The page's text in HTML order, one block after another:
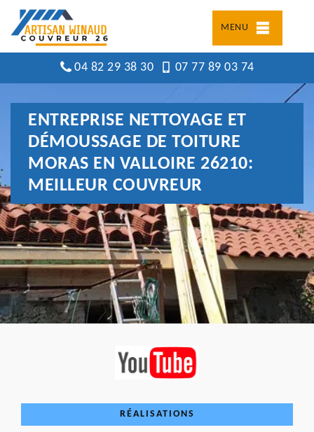
MENU
04 82 29 38 30 07 77 89 03 74
ENTREPRISE NETTOYAGE ET
DÉMOUSSAGE DE TOITURE
MORAS EN VALLOIRE 26210:
MEILLEUR COUVREUR
RÉALISATIONS